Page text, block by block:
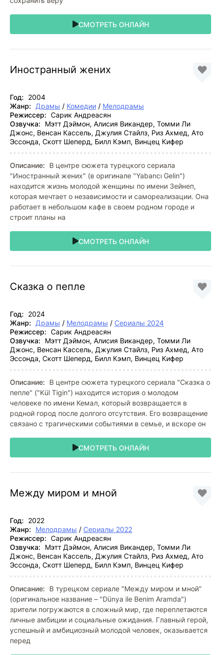
СМОТРЕТЬ ОНЛАЙН
Иностранный жених
Год:
2004
Жанр:
Драмы / Комедии / Мелодрамы
Режиссер: Сарик Андреасян
Озвучка:
Мэтт Дэймон, Алисия Викандер, Томми Ли
Джонс, Венсан Кассель, Джулия Стайлз, Риз Ахмед, Ато
Эссонда, Скотт Шеперд, Билл Кэмп, Винцец Кифер
Описание:
В центре сюжета турецкого сериала
"Иностранный жених" (в оригинале "Yabancı Gelin")
находится жизнь молодой женщины по имени Зейнеп,
которая мечтает о независимости и самореализации. Она
работает в небольшом кафе в своем родном городе и
строит планы на
СМОТРЕТЬ ОНЛАЙН
Сказка о пепле
Год:
2024
Жанр:
Драмы / Мелодрамы / Сериалы 2024
Режиссер: Сарик Андреасян
Озвучка:
Мэтт Дэймон, Алисия Викандер, Томми Ли
Джонс, Венсан Кассель, Джулия Стайлз, Риз Ахмед, Ато
Эссонда, Скотт Шеперд, Билл Кэмп, Винцец Кифер
Описание:
В центре сюжета турецкого сериала "Сказка о
пепле" ("Kül Tigin") находится история о молодом
человеке по имени Кемал, который возвращается в
родной город после долгого отсутствия. Его возвращение
связано с трагическими событиями в семье, и вскоре он
СМОТРЕТЬ ОНЛАЙН
Между миром и мной
Год:
2022
Жанр:
Мелодрамы / Сериалы 2022
Режиссер: Сарик Андреасян
Озвучка:
Мэтт Дэймон, Алисия Викандер, Томми Ли
Джонс, Венсан Кассель, Джулия Стайлз, Риз Ахмед, Ато
Эссонда, Скотт Шеперд, Билл Кэмп, Винцец Кифер
Описание:
В турецком сериале "Между миром и мной"
(оригинальное название – "Dünya ile Benim Aramda")
зрители погружаются в сложный мир, где переплетаются
личные амбиции и социальные ожидания. Главный герой,
успешный и амбициозный молодой человек, оказывается
перед